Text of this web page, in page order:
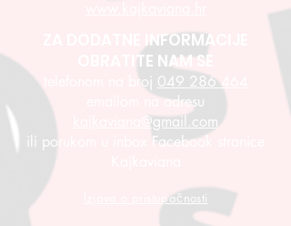
ZA DODATNE INFORMACIJE
OBRATITE NAM SE
telefonom na broj 049 286 464
emailom na adresu
kajkaviana@gmail.com
ili porukom u inbox Facebook stranice
Izjava o pristupačnosti